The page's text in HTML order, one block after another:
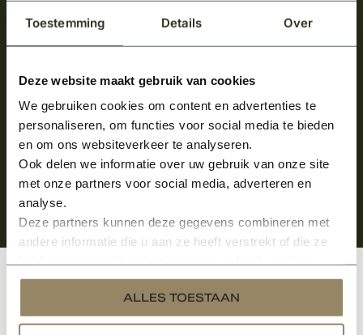
Toestemming Details Over
Deze website maakt gebruik van cookies
We gebruiken cookies om content en advertenties te
personaliseren, om functies voor social media te bieden
en om ons websiteverkeer te analyseren.
Ook delen we informatie over uw gebruik van onze site
met onze partners voor social media, adverteren en
analyse.
Deze partners kunnen deze gegevens combineren met
andere informatie die u aan ze heeft verstrekt of die ze
services.
ALLES TOESTAAN
Meld je aan en ontvang het laatste nieuws
over onze kempische bouwstijl!
Klantenservice